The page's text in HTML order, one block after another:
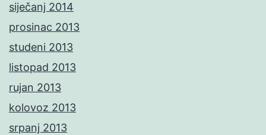
siječanj 2014
prosinac 2013
studeni 2013
listopad 2013
rujan 2013
kolovoz 2013
srpanj 2013